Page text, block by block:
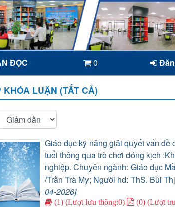
ĐỌC 0
LUẬN (TẤT CẢ)
Giáo dục kỹ năng giải quyết vấn đề
tuổi thông qua trò chơi đóng kịch
nghiệp. Chuyên ngành: Giáo dục
/Trần Trà My; Người hd: ThS. Bùi
04-2026]
(1) (Lượt lưu thông:0) (0) (Lượt